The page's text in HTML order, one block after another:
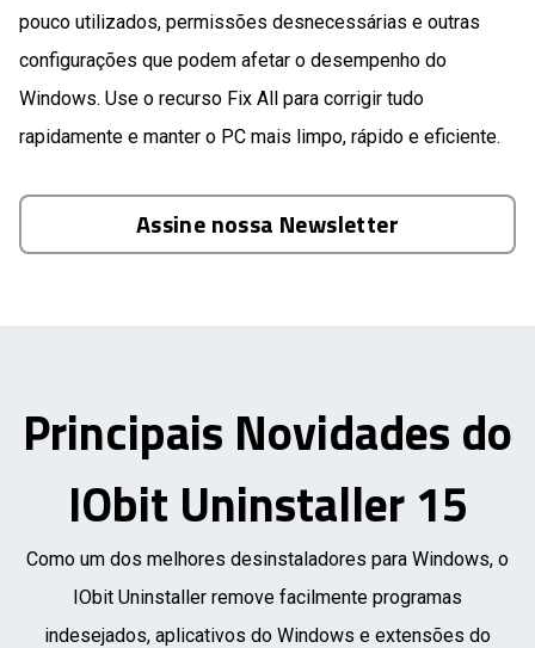
pouco utilizados, permissões desnecessárias e outras
configurações que podem afetar o desempenho do
Windows. Use o recurso Fix All para corrigir tudo
rapidamente e manter o PC mais limpo, rápido e eficiente.
Assine nossa Newsletter
Principais Novidades do
IObit Uninstaller 15
Como um dos melhores desinstaladores para Windows, o
IObit Uninstaller remove facilmente programas
indesejados, aplicativos do Windows e extensões do